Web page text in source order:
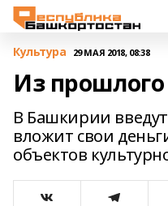
Культура 29 МАЯ 2018, 08:38
Из
В Башкирии
вложит свои
объектов